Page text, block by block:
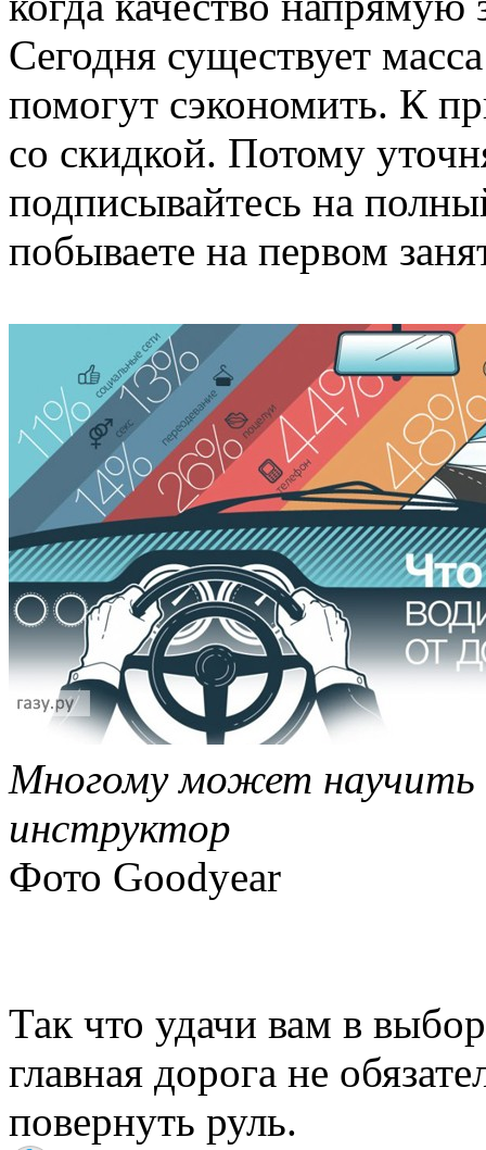
Сегодня существует
помогут сэкономить. К
со скидкой. Потому
подписывайтесь на
побываете на первом
Многому может научить
инструктор
Фото Goodyear
Так что удачи вам в
главная дорога не
повернуть руль.